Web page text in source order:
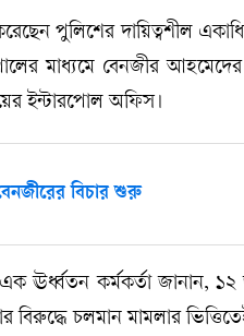
পুলিশের দায়িত্বশীল
মাধ্যমে বেনজীর
ইন্টারপোল অফিস।
বিচার শুরু
এক ঊর্ধ্বতন কর্মকর্তা জানান,
চলমান মামলার